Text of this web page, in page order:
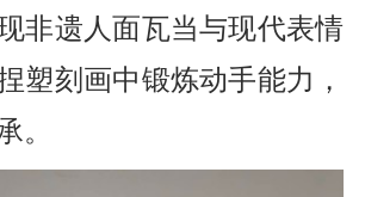
非遗人面瓦当与现代表情
塑刻画中锻炼动手能力，